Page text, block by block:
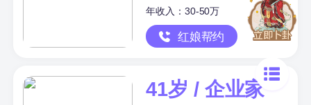
年收入：30-50万
红娘帮约
41岁 / 企业家